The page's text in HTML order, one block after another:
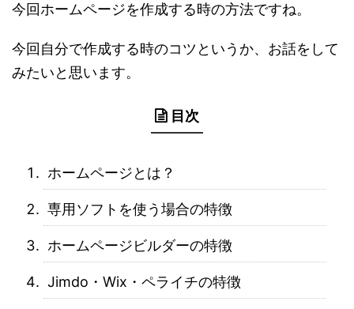
今回ホームページを作成する時の方法ですね。
今回自分で作成する時のコツというか、お話をして
みたいと思います。
目次
ホームページとは？
専用ソフトを使う場合の特徴
ホームページビルダーの特徴
Jimdo・Wix・ペライチの特徴